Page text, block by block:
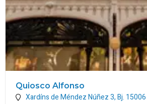
Quiosco Alfonso
Xardíns de Méndez Núñez 3, Bj. 15006